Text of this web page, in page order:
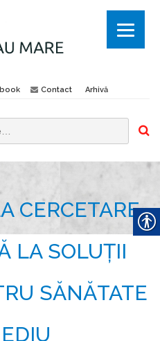
Contact Arhivă
CERCETARE
LA SOLUȚII
SĂNĂTATE